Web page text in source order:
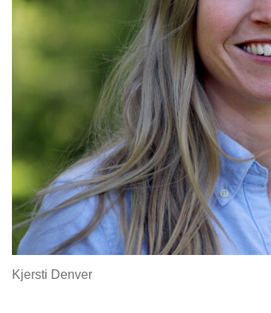
Kjersti Denver